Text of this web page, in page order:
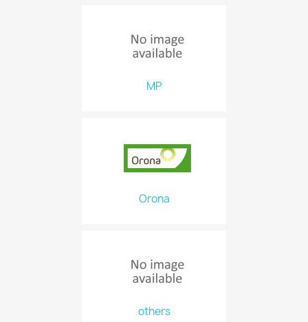
MP
Orona
others